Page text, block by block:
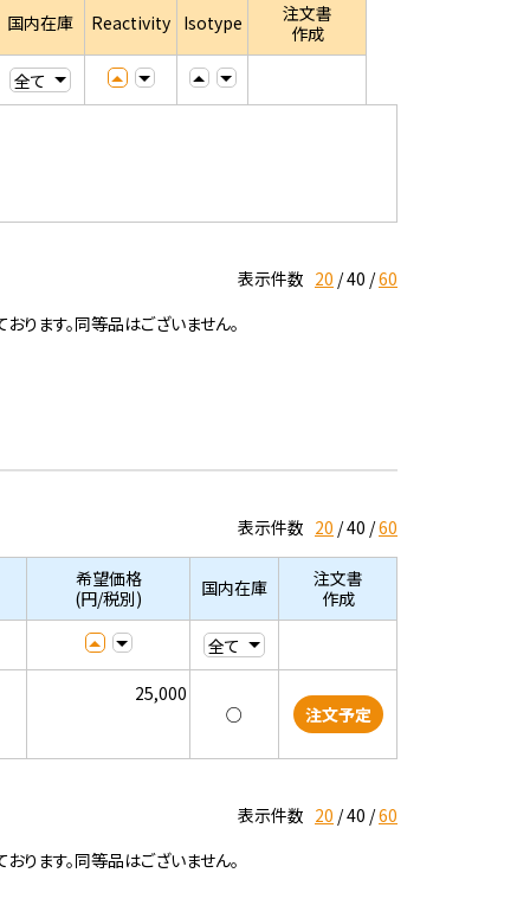
国内在庫 Reactivity Isotype
注文書
作成
表示件数 20 40 60
ます。同等品はございません。
表示件数 20 40 60
希望価格
(円/税別)
国内在庫
注文書
作成
25,000
○
注文予定
表示件数 20 40 60
ます。同等品はございません。